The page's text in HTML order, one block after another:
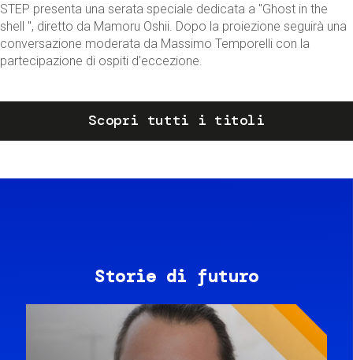
STEP presenta una serata speciale dedicata a "Ghost in the
shell ", diretto da Mamoru Oshii. Dopo la proiezione seguirà una
conversazione moderata da Massimo Temporelli con la
partecipazione di ospiti d'eccezione.
Scopri tutti i titoli
Storie di futuro